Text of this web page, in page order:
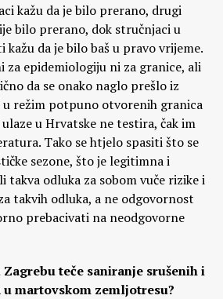
kažu da je bilo prerano, drugi
bilo prerano, dok stručnjaci u
da je bilo baš u pravo vrijeme.
za epidemiologiju ni za granice, ali
da se onako naglo prešlo iz
u režim potpuno otvorenih granica
u Hrvatske ne testira, čak im
Tako se htjelo spasiti što se
sezone, što je legitimna i
takva odluka za sobom vuče rizike i
takvih odluka, a ne odgovornost
prebacivati na neodgovorne
teče saniranje srušenih i
u martovskom zemljotresu?